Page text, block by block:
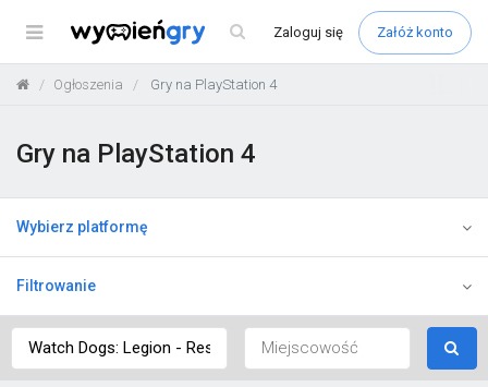
Menu Zaloguj się Załóż konto
Ogłoszenia Gry na PlayStation 4
Gry na PlayStation 4
Wybierz platformę
Filtrowanie